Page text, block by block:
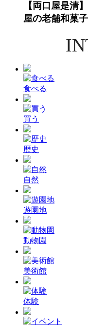
【両口屋是清
屋の老舗和菓
食べる
買う
歴史
自然
遊園地
動物園
美術館
体験